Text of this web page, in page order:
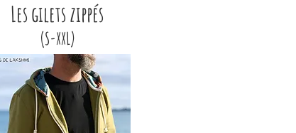
Les gilets zippés
(S-XXL)